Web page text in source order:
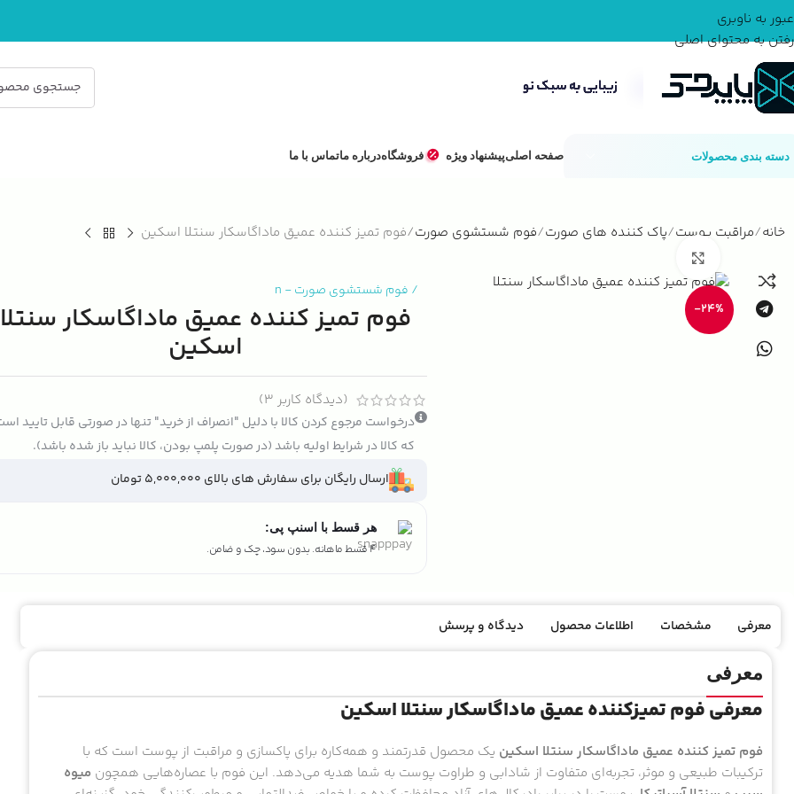
عبور به ناوبری
رفتن به محتوای اصلی
دسته بندی محصولات صفحه اصلیپیشنهاد ویژه فروشگاهدرباره ماتماس با ما
خانه مراقبت پوست پاک کننده های صورت فوم شستشوی صورت فوم تمیز کننده عمیق ماداگاسکار سنتلا اسکین
-24%
/ فوم شستشوی صورت-
n
فوم تمیز کننده عمیق ماداگاسکار سنتلا
اسکین
(دیدگاه کاربر 3
)
درخواست مرجوع کردن کالا با دلیل "انصراف از خرید" تنها در صورتی قابل تایید
که کالا در شرایط اولیه باشد (در صورت پلمپ بودن، کالا نباید باز شده باشد).
ارسال رایگان برای سفارش های بالای 5,000,000 تومان
هر قسط با اسنپ پی:
4 قسط ماهانه. بدون سود، چک و ضامن.
معرفی مشخصات اطلاعات محصول دیدگاه و پرسش
معرفی
معرفی فوم تمیزکننده عمیق ماداگاسکار سنتلا اسکین
فوم تمیز کننده عمیق ماداگاسکار سنتلا اسکین یک محصول قدرتمند و همه‌کاره برای پاکسازی و مراقبت از پوست است که با
ترکیبات طبیعی و موثر، تجربه‌ای متفاوت از شادابی و طراوت پوست به شما هدیه می‌دهد. این فوم با عصاره‌هایی همچون میوه